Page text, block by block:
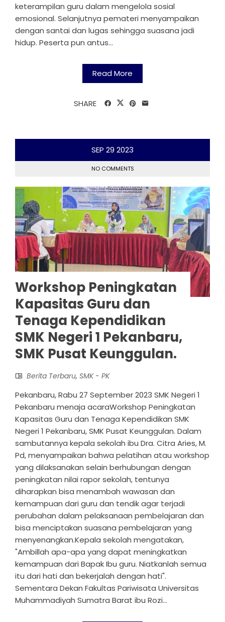
keterampilan guru dalam mengelola sosial
emosional. Selanjutnya pemateri menyampaikan
dengan santai dan lugas sehingga suasana jadi
hidup. Peserta pun antus...
Read More
SHARE
SEP 29 2023
NO COMMENTS
Workshop Peningkatan
Kapasitas Guru dan
Tenaga Kependidikan
SMK Negeri 1 Pekanbaru,
SMK Pusat Keunggulan.
Berita Terbaru, SMK - PK
Pekanbaru, Rabu 27 September 2023 SMK Negeri 1
Pekanbaru menaja acaraWorkshop Peningkatan
Kapasitas Guru dan Tenaga Kependidikan SMK
Negeri 1 Pekanbaru, SMK Pusat Keunggulan. Dalam
sambutannya kepala sekolah ibu Dra. Citra Aries, M.
Pd, menyampaikan bahwa pelatihan atau workshop
yang dilaksanakan selain berhubungan dengan
peningkatan nilai rapor sekolah, tentunya
diharapkan bisa menambah wawasan dan
kemampuan dari guru dan tendik agar terjadi
perubahan dalam pelaksanaan pembelajaran dan
bisa menciptakan suasana pembelajaran yang
menyenangkan.Kepala sekolah mengatakan,
"Ambillah apa-apa yang dapat meningkatkan
kemampuan dari Bapak Ibu guru. Niatkanlah semua
itu dari hati dan bekerjalah dengan hati".
Sementara Dekan Fakultas Pariwisata Universitas
Muhammadiyah Sumatra Barat ibu Rozi...